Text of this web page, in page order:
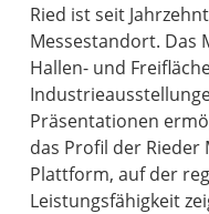
Ried ist seit
Messestandort. Das
Hallen- und
Präsentationen
das Profil der Rieder
Plattform, auf der
Leistungsfähigkeit